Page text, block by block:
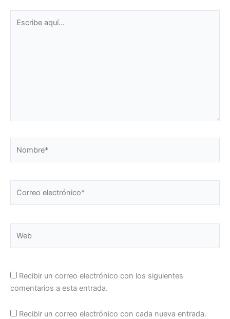
aquí...
electrónico*
Recibir un correo electrónico con los siguientes
comentarios a esta entrada.
Recibir un correo electrónico con cada nueva entrada.